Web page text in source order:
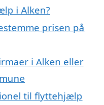
i Alken?
prisen på
i Alken eller
til flyttehjælp